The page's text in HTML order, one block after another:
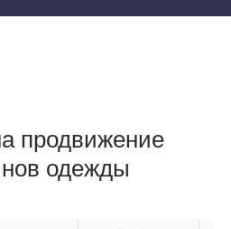
продвижение
одежды